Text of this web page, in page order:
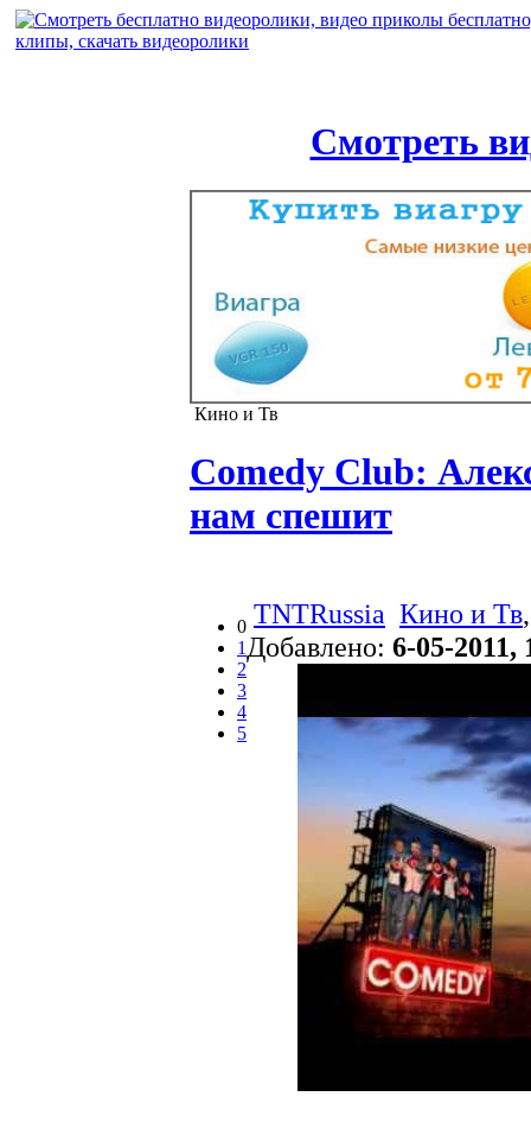
Смотреть
Кино и Тв
Comedy Club:
нам спешит
0
1
2
3
4
5
TNTRussia Кино и Тв
Добавлено: 6-05-2011,